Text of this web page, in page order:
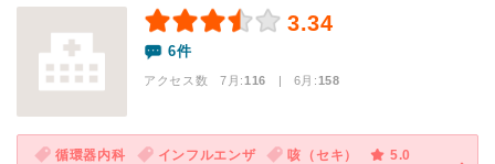
3.34
6件
アクセス数 7月:116 | 6月:158
循環器内科 インフルエンザ 咳（セキ）
5.0